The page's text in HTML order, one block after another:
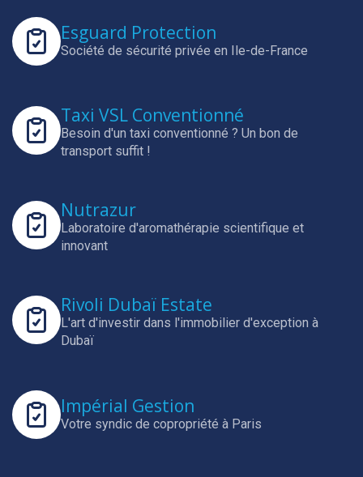
Esguard Protection
Société de sécurité privée en Ile-de-France
Taxi VSL Conventionné
Besoin d'un taxi conventionné ? Un bon de
transport suffit !
Nutrazur
Laboratoire d'aromathérapie scientifique et
innovant
Rivoli Dubaï Estate
L'art d'investir dans l'immobilier d'exception à
Dubaï
Impérial Gestion
Votre syndic de copropriété à Paris